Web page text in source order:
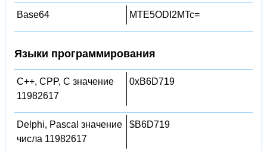
Base64 MTE5ODI2MTc=
Языки программирования
C++, CPP, C значение
11982617
0xB6D719
Delphi, Pascal значение
числа 11982617
$B6D719